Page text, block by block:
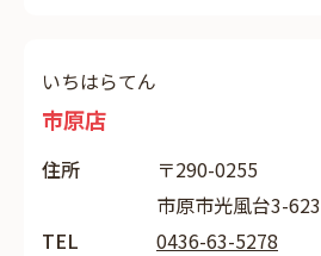
いちはらてん
市原店
住所
〒290-0255
市原市光風台3-623
TEL
0436-63-5278